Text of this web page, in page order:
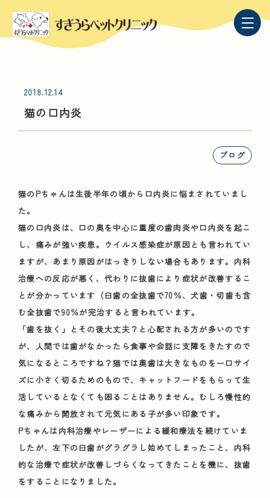
2018.12.14
猫の口内炎
ブログ
猫のPちゃんは生後半年の頃から口内炎に悩まされていまし
た。
猫の口内炎は、口の奥を中心に重度の歯肉炎や口内炎を起こ
し、痛みが強い疾患。ウイルス感染症が原因とも言われてい
ますが、あまり原因がはっきりしない場合もあります。内科
治療への反応が悪く、代わりに抜歯により症状が改善するこ
とが分かっています（臼歯の全抜歯で70％、犬歯・切歯も含
む全抜歯で90％が完治すると言われています。
「歯を抜く」とその後大丈夫？と心配される方が多いのです
が、人間では歯がなかったら食事や会話に支障をきたすので
気になるところですね？猫では奥歯は大きなものを一口サイ
ズに小さく切るためのもので、キャットフードをもらって生
活しているとなくても困ることはありません。むしろ慢性的
な痛みから開放されて元気にある子が多い印象です。
Pちゃんは内科治療やレーザーによる緩和療法を続けていま
したが、左下の臼歯がグラグラし始めてしまったこと、内科
的な治療で症状が改善しづらくなってきたことを機に、抜歯
をすることになりました。